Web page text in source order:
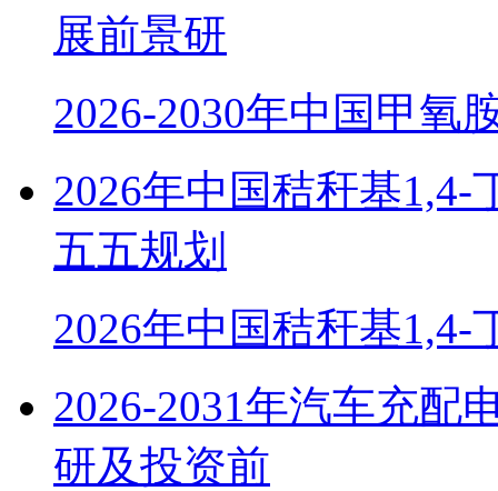
展前景研
2026-2030年中国甲氧
2026年中国秸秆基1,4-
五五规划
2026年中国秸秆基1,4-
2026-2031年汽车充配
研及投资前